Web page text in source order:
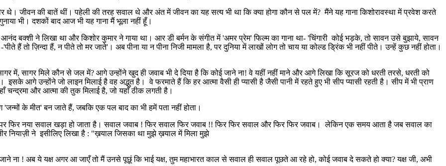
थे। जीवन की बातें थीं। पहेली की तरह सवाल थे और अंत में जीवन का यह सत्य भी था कि क्या होगा कौन से पल में? मैंने यह गाना किशोरावस्था में प्रवेश करते
भी। दशकों बाद आज भी यह गाना मैं भूला नहीं हूँ।
बक्शी ने लिखा था और किशोर कुमार ने गाया था। आर डी बर्मन के संगीत में 'अमर प्रेम' फिल्म का गाना था- 'चिंगारी कोई भड़के, तो सावन उसे बुझाये, सावन
ज़िन्दा हैं, न पीते तो मर जाते'। अब पीना या न पीना निजी मामला है, पर दुनिया में लाखों लोग तो चाय या कोल्ड ड्रिंक भी नहीं पीते। उन्हें कुछ नहीं होता।
में, सागर मिले कौन से जल में? आगे उन्होंने खुद ही जवाब भी दे दिया है कि कोई जाने ना! वे यहीं नहीं माने और आगे लिखा कि सूरज को धरती तरसे, धरती को
इसके आगे उन्होंने जो लाइन मिलाई है वह अद्भुत है। वे फरमाते हैं कि हर आत्मा वैसी ही प्यासी है जैसी पानी में रहते हुए भी सीप प्यासी रहती है। सीप में भी प्राण
चन्द्रमा और आत्मा की तुक मिलाई है, जो यहाँ ठीक लगती है।
के मीत' बन जाते हैं, जबकि एक पल बाद का भी हमें पता नहीं होता।
फिर नया सवाल खड़ा हो जाता है। सवाल जवाब ! फिर सवाल फिर जवाब !! फिर फिर सवाल और फिर फिर जवाब। लेकिन एक समय आता है जब सवाल का
नियाज़ी ने इसीलिए लिखा है : "ख़याल जिसका था मुझे ख़याल में मिला मुझे
ना ! अब ये यक्ष अगर आ जाएँ तो मैं उनसे पूछूं कि भाई यक्ष, तुम महाभारत काल से सवाल ही सवाल पूछते आ रहे हो, कोई जवाब दे सकते हो क्या? यक्ष जी, अभी